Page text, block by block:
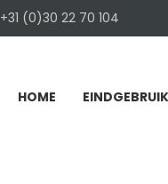
+31 (0)30 22 70 104
HOME